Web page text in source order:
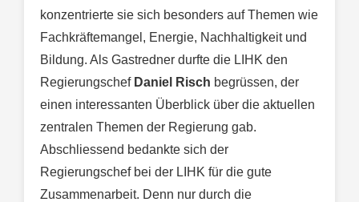
konzentrierte sie sich besonders auf Themen wie
Fachkräftemangel, Energie, Nachhaltigkeit und
Bildung. Als Gastredner durfte die LIHK den
Regierungschef Daniel Risch begrüssen, der
einen interessanten Überblick über die aktuellen
zentralen Themen der Regierung gab.
Abschliessend bedankte sich der
Regierungschef bei der LIHK für die gute
Zusammenarbeit. Denn nur durch die